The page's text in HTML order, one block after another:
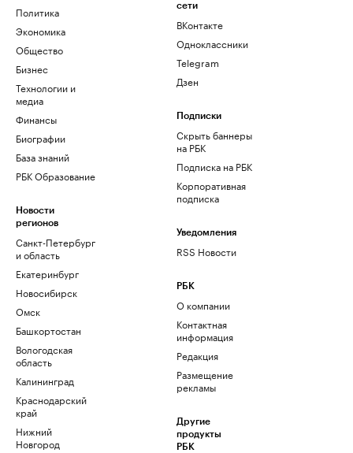
Политика
Экономика
Общество
Бизнес
Технологии и
медиа
Финансы
Биографии
База знаний
РБК Образование
Новости
регионов
Санкт-Петербург
и область
Екатеринбург
Новосибирск
Омск
Башкортостан
Вологодская
область
Калининград
Краснодарский
край
Нижний
Новгород
сети
ВКонтакте
Одноклассники
Telegram
Дзен
Подписки
Скрыть баннеры
на РБК
Подписка на РБК
Корпоративная
подписка
Уведомления
RSS Новости
РБК
О компании
Контактная
информация
Редакция
Размещение
рекламы
Другие
продукты
РБК